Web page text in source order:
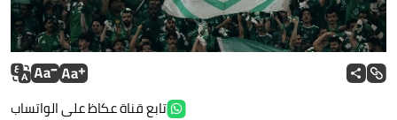
تابع قناة عكاظ على الواتساب